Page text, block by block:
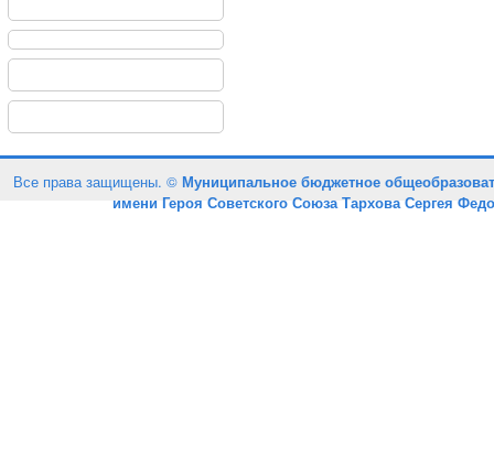
Все права защищены. © Муниципальное бюджетное
имени Героя Советского Союза Тархова Сергея